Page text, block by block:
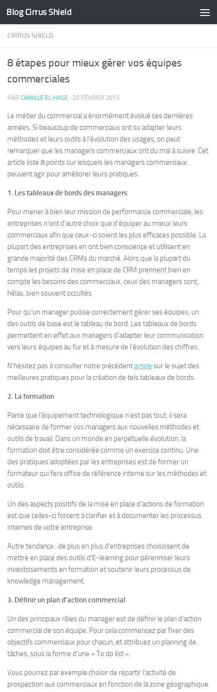
Skip to content
Blog Cirrus Shield
CIRRUS SHIELD
8 étapes pour mieux gérer vos équipes
commerciales
PAR CAMILLE EL HAGE · 25 FÉVRIER 2013
Le métier du commercial a énormément évolué ces dernières
années. Si beaucoup de commerciaux ont su adapter leurs
méthodes et leurs outils à l’évolution des usages, on peut
remarquer que les managers commerciaux ont du mal à suivre. Cet
article liste 8 points sur lesquels les managers commerciaux
peuvent agir pour améliorer leurs pratiques.
1. Les tableaux de bords des managers
Pour mener à bien leur mission de performance commerciale, les
entreprises n’ont d’autre choix que d’équiper au mieux leurs
commerciaux afin que ceux-ci soient les plus efficaces possible. La
plupart des entreprises en ont bien conscience et utilisent en
grande majorité des CRMs du marché. Alors que la plupart du
temps les projets de mise en place de CRM prennent bien en
compte les besoins des commerciaux, ceux des managers sont,
hélas, bien souvent occultés.
Pour qu’un manager puisse correctement gérer ses équipes, un
des outils de base est le tableau de bord. Les tableaux de bords
permettent en effet aux managers d’adapter leur communication
vers leurs équipes au fur et à mesure de l’évolution des chiffres.
N’hésitez pas à consulter notre précédentarticle sur le sujet des
meilleures pratiques pour la création de tels tableaux de bords.
2. La formation
Parce que l’équipement technologique n’est pas tout, il sera
nécessaire de former vos managers aux nouvelles méthodes et
outils de travail. Dans un monde en perpétuelle évolution, la
formation doit être considérée comme un exercice continu. Une
des pratiques adoptées par les entreprises est de former un
formateur qui fera office de référence interne sur les méthodes et
outils.
Un des aspects positifs de la mise en place d’actions de formation
est que celles-ci forcent à clarifier et à documenter les processus
internes de votre entreprise.
Autre tendance : de plus en plus d’entreprises choisissent de
mettre en place des outils d’E-learning pour pérenniser leurs
investissements en formation et soutenir leurs processus de
knowledge management.
3. Définir un plan d’action commercial
Un des principaux rôles du manager est de définir le plan d’action
commercial de son équipe. Pour cela commencez par fixer des
objectifs commerciaux pour chacun, et attribuez un planning de
tâches, sous la forme d’une « To do list ».
Vous pourrez par exemple choisir de répartir l’activité de
prospection aux commerciaux en fonction de la zone géographique.